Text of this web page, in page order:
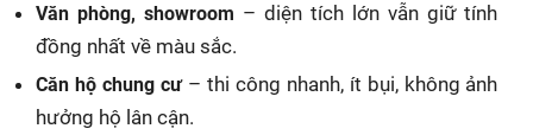
Văn phòng, showroom – diện tích lớn vẫn giữ tính
đồng nhất về màu sắc.
Căn hộ chung cư– thi công nhanh, ít bụi, không ảnh
hưởng hộ lân cận.